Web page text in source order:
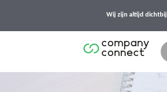
Wij zijn altijd